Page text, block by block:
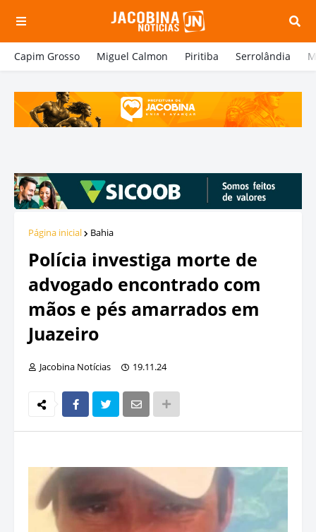
Capim Grosso Miguel Calmon Piritiba Serrolândia
Página inicial Bahia
Polícia investiga morte de
advogado encontrado com
mãos e pés amarrados em
Juazeiro
Jacobina Notícias 19.11.24